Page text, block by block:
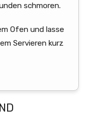
schmoren.
Ofen und lasse
Servieren kurz